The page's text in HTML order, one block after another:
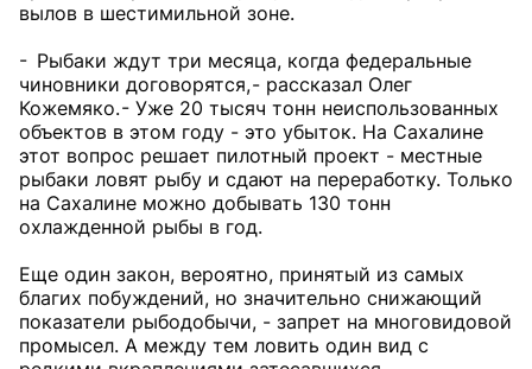
вылов в шестимильной зоне.
- Рыбаки ждут три месяца, когда федеральные
чиновники договорятся, - рассказал Олег
Кожемяко. - Уже 20 тысяч тонн неиспользованных
объектов в этом году - это убыток. На Сахалине
этот вопрос решает пилотный проект - местные
рыбаки ловят рыбу и сдают на переработку. Только
на Сахалине можно добывать 130 тонн
охлажденной рыбы в год.
Еще один закон, вероятно, принятый из самых
благих побуждений, но значительно снижающий
показатели рыбодобычи, - запрет на многовидовой
промысел. А между тем ловить один вид с